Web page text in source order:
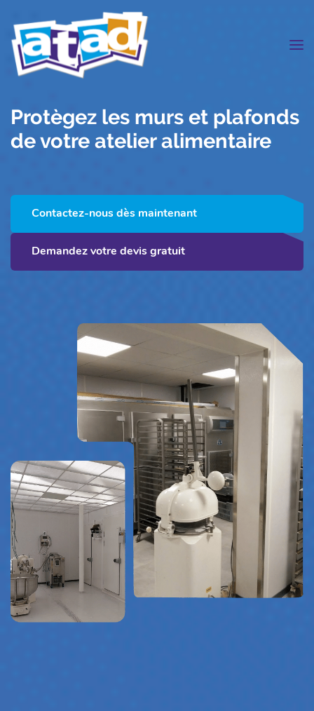
Protègez les murs et plafonds
de votre atelier alimentaire
Contactez-nous dès maintenant
Demandez votre devis gratuit